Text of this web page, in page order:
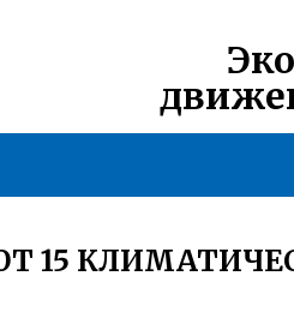
15